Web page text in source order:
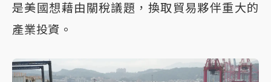
是美國想藉由關稅議題，換取貿易夥伴重大的
產業投資。